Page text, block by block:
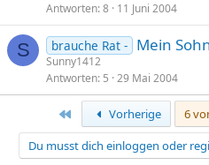
Antworten 8 11 Juni 2004
S brauche Rat - Mein
Sunny1412
Antworten 5 29 Mai 2004
Erste Vorherige 6
Du musst dich einloggen oder